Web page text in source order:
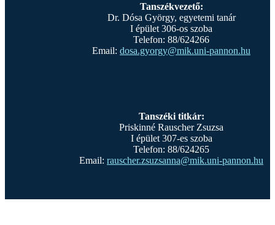
Tanszékvezető:
Dr. Dósa György, egyetemi tanár
I épület 306-os szoba
Telefon: 88/624266
Email: dosa.gyorgy@mik.uni-pannon.hu
Tanszéki titkár:
Priskinné Rauscher Zsuzsa
I épület 307-es szoba
Telefon: 88/624265
Email: rauscher.zsuzsanna@mik.uni-pannon.hu